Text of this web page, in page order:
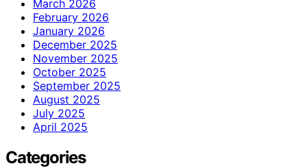
March 2026
February 2026
January 2026
December 2025
November 2025
October 2025
September 2025
August 2025
July 2025
April 2025
Categories